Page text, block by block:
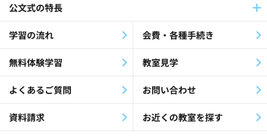
公文式の特長
学習の流れ 会費・各種手続き
無料体験学習 教室見学
よくあるご質問 お問い合わせ
資料請求 お近くの教室を探す